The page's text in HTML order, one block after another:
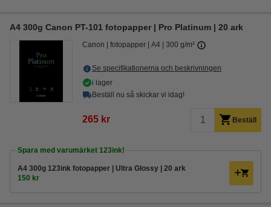
A4 300g Canon PT-101 fotopapper | Pro Platinum | 20 ark
Canon fotopapper A4 300 g/m²
Se specifikationerna och beskrivningen
i lager
Beställ nu så skickar vi idag!
265 kr Beställ
Spara med varumärket 123ink!
A4 300g 123ink fotopapper | Ultra Glossy | 20 ark
150 kr